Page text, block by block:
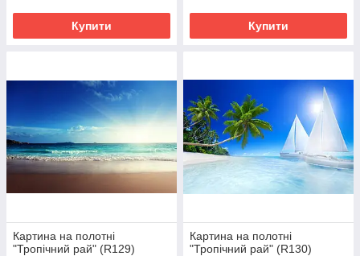
Купити Купити
Картина на полотні
"Тропічний рай" (R129)
Картина на полотні
"Тропічний рай" (R130)